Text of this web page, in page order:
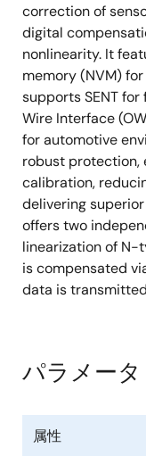
correction of
digital
nonlinearity. It
memory (NVM)
supports SENT
Wire Interface
for automotive
robust protection,
calibration,
delivering superior
offers two
linearization of
is compensated
data is
パラメータ
属性